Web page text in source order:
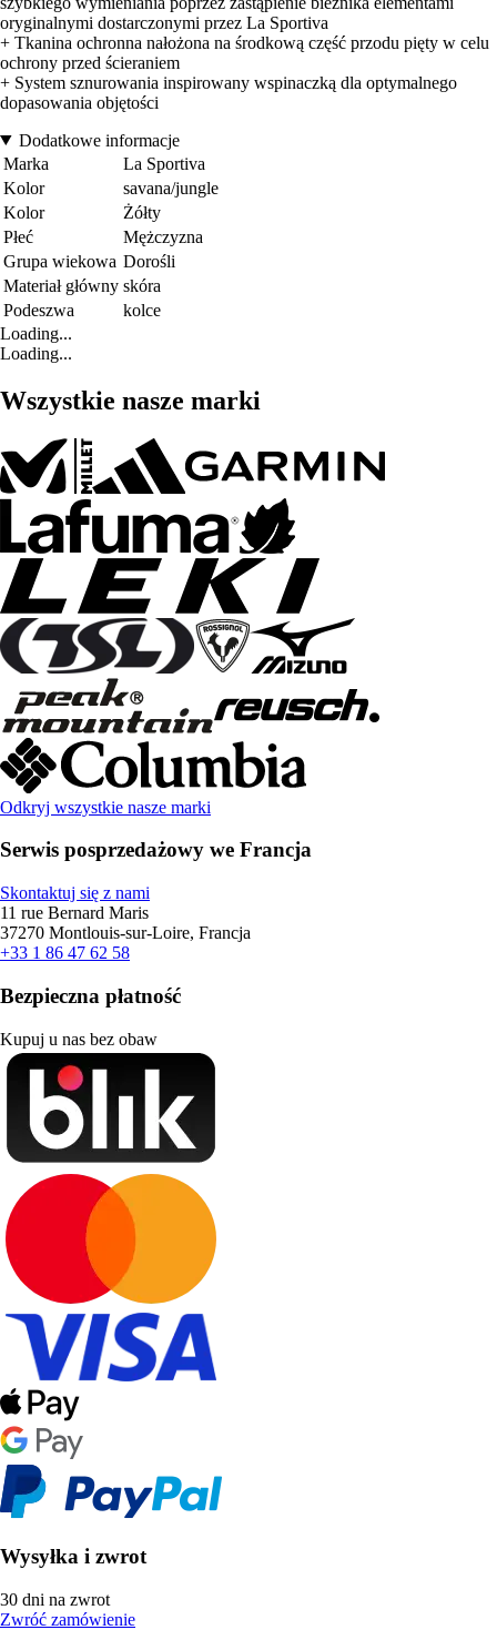
oryginalnymi dostarczonymi przez La Sportiva
+ Tkanina ochronna nałożona na środkową część przodu pięty w celu
ochrony przed ścieraniem
+ System sznurowania inspirowany wspinaczką dla optymalnego
dopasowania objętości
Dodatkowe informacje
Marka
La Sportiva
Kolor
savana/jungle
Kolor
Żółty
Płeć
Mężczyzna
Grupa wiekowa Dorośli
Materiał główny skóra
Podeszwa
kolce
Loading...
Loading...
Wszystkie nasze marki
Odkryj wszystkie nasze marki
Serwis posprzedażowy we Francja
Skontaktuj się z nami
11 rue Bernard Maris
37270 Montlouis-sur-Loire, Francja
+33 1 86 47 62 58
Bezpieczna płatność
Kupuj u nas bez obaw
Wysyłka i zwrot
30 dni na zwrot
Zwróć zamówienie